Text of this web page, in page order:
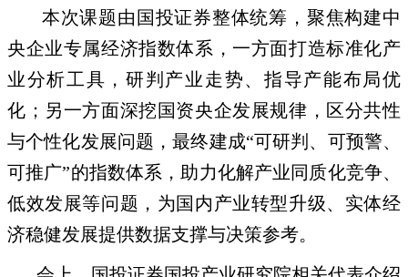
本次课题由国投证券整体统筹，聚焦构建中
央企业专属经济指数体系，一方面打造标准化产
业分析工具，研判产业走势、指导产能布局优
化；另一方面深挖国资央企发展规律，区分共性
与个性化发展问题，最终建成“可研判、可预警、
可推广”的指数体系，助力化解产业同质化竞争、
低效发展等问题，为国内产业转型升级、实体经
济稳健发展提供数据支撑与决策参考。